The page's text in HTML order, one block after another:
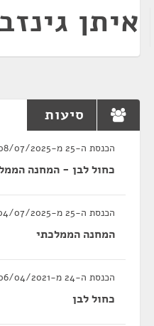
איתן
סיעות
הכנסת ה-25 מ-08/07/2025
כחול לבן - המחנה
הכנסת ה-25 מ-04/07/2025 עד 08/07/2025
המחנה הממלכתי
הכנסת ה-24 מ-06/04/2021 עד 15/11/2022
כחול לבן